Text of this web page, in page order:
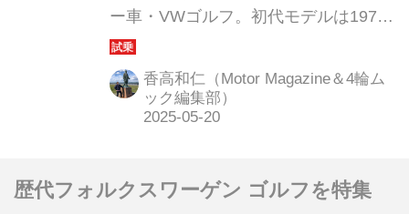
ー車・VWゴルフ。初代モデルは1975
年3月から日本への導入が開始され、
今年で50周年を迎える。ここでは、そ
の半世紀の足跡を辿った「VW ゴルフ
クロニクル vol.1」（2025年2月25日発
「ゴルフ2」の最初の取材記事、当時
香高和仁（Motor Magazine＆4輪ム
ック編集部）
歴代フォルクスワーゲン ゴルフを特集